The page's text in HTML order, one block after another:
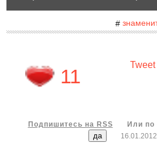
#
11
Tweet
Подпишитесь на RSS
Или по
16.01.2012